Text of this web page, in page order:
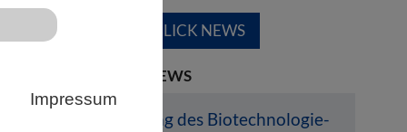
Impressum
ÜBERBLICK NEWS
LETZTE NEWS
Stärkung des Biotechnologie-